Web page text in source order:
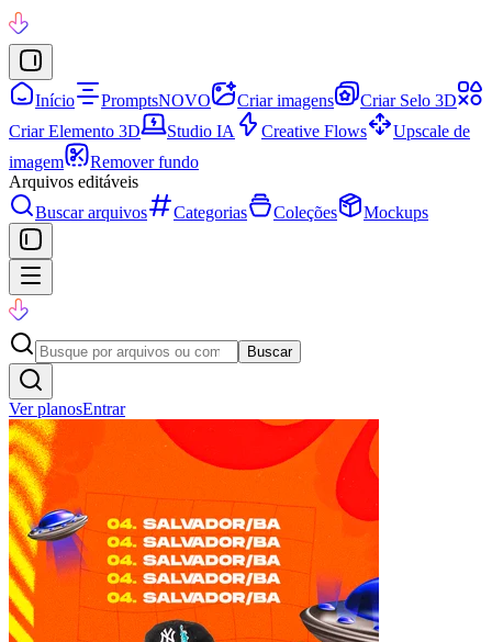
Início PromptsNOVO Criar imagens
Criar Selo 3D
Criar Elemento 3D
Studio IA Creative Flows
Upscale de
imagem
Remover fundo
Arquivos editáveis
Buscar arquivos
Categorias Coleções Mockups
Buscar
Ver planosEntrar